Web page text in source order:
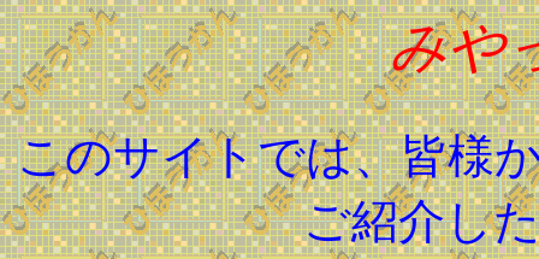
みや
このサイトでは、皆様
ご紹介し